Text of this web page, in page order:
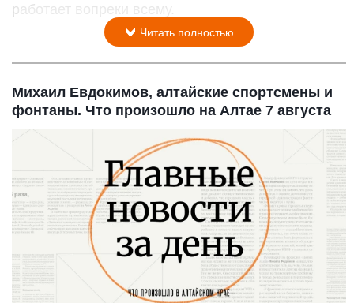
работает вопреки всему.
Читать полностью
Михаил Евдокимов, алтайские спортсмены и
фонтаны. Что произошло на Алтае 7 августа